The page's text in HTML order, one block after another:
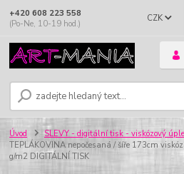
CZK
+420 608 223 558
(Po-Ne, 10-19 hod.)
Úvod SLEVY - digitální tisk - viskózový
TEPLÁKOVINA nepočesaná / šíře 173cm
g/m2 DIGITÁLNÍ TISK